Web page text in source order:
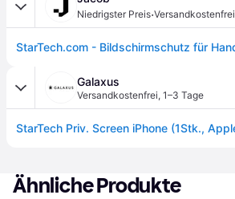
Niedrigster Preis·Versandkostenfrei
Galaxus
Versandkostenfrei, 1–3 Tage
Ähnliche Produkte